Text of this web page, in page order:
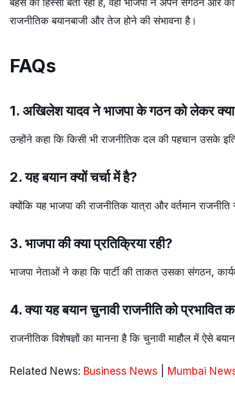
बहस का हिस्सा बता रही है, वहीं भाजपा ने अपने संगठन और
राजनीतिक बयानबाजी और तेज होने की संभावना है।
FAQs
1. अखिलेश यादव ने भाजपा के गठन को लेकर
उन्होंने कहा कि किसी भी राजनीतिक दल की पहचान उसके
2. यह बयान क्यों चर्चा में है?
क्योंकि यह भाजपा की राजनीतिक यात्रा और वर्तमान
3. भाजपा की क्या प्रतिक्रिया रही?
भाजपा नेताओं ने कहा कि पार्टी की ताकत उसका संगठन,
4. क्या यह बयान चुनावी राजनीति को प्रभावित
राजनीतिक विशेषज्ञों का मानना है कि चुनावी माहौल में ऐसे
Related News: Business News Mumbai